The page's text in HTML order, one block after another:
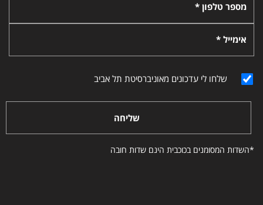
מספר טלפון *
אימייל *
שלחו לי עדכונים מאוניברסיטת תל אביב
שליחה
*השדות המסומנים בכוכבית הינם שדות חובה